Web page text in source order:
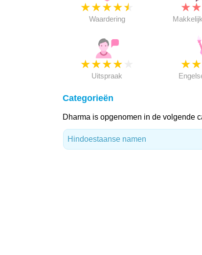
★★★★★
Waardering
★★
★★★★
Uitspraak
★★
Categorieën
Dharma is opgenomen in de volgende
Hindoestaanse namen